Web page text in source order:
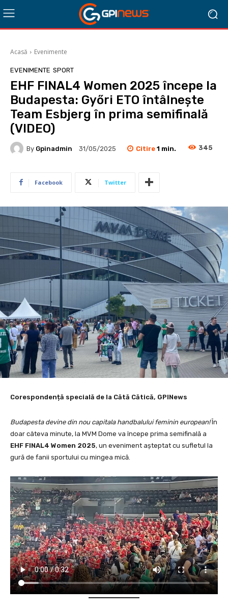
Acasă Evenimente
EVENIMENTE SPORT
EHF FINAL4 Women 2025 începe la
Budapesta: Győri ETO întâlnește
Team Esbjerg în prima semifinală
(VIDEO)
By Gpinadmin 31/05/2025 Citire 1 min. 345
Facebook Twitter
Corespondență specială de la Cătă Cătică, GPINews
Budapesta devine din nou capitala handbalului feminin european!În
doar câteva minute, la MVM Dome va începe prima semifinală a
EHF FINAL4 Women 2025, un eveniment așteptat cu sufletul la
gură de fanii sportului cu mingea mică.